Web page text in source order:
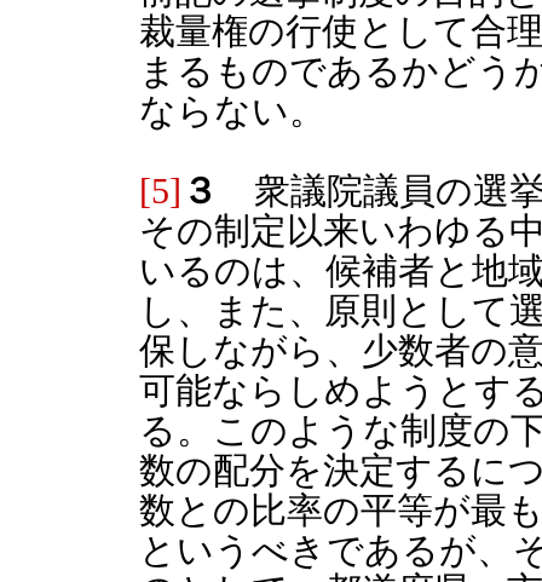
裁量権の行使として合
まるものであるかどう
ならない。
[5] ３
衆議院議員の選
その制定以来いわゆる
いるのは、候補者と地
し、また、原則として
保しながら、少数者の
可能ならしめようとす
る。このような制度の
数の配分を決定するに
数との比率の平等が最
というべきであるが、